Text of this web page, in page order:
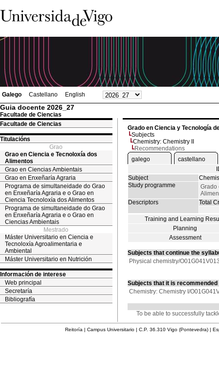
Galego Castellano English
Guia docente 2026_27
Facultade de Ciencias
Facultade de Ciencias
Titulacións
Grao
Grao en Ciencia e Tecnoloxía dos
Alimentos
Grao en Ciencias Ambientais
Grao en Enxeñaría Agraria
Programa de simultaneidade do Grao
en Enxeñaría Agraria e o Grao en
Ciencia Tecnoloxía dos Alimentos
Programa de simultaneidade do Grao
en Enxeñaría Agraria e o Grao en
Ciencias Ambientais
Mestrado
Máster Universitario en Ciencia e
Tecnoloxía Agroalimentaria e
Ambiental
Máster Universitario en Nutrición
Información de interese
Web principal
Secretaría
Bibliografía
Grado en Ciencia y Tecnología
Subjects
Chemistry: Chemistry II
Recommendations
galego
castellano
Subject
Study programme
Grado
Descriptors
Total
Training and Learning
Planning
Assessment
Subjects that continue the
Physical chemistry/
Subjects that it is
Chemistry: Chemistry I/
To be able to successfully
Reitoría | Campus Universitario | C.P. 36.310 Vigo (Pontevedra) |